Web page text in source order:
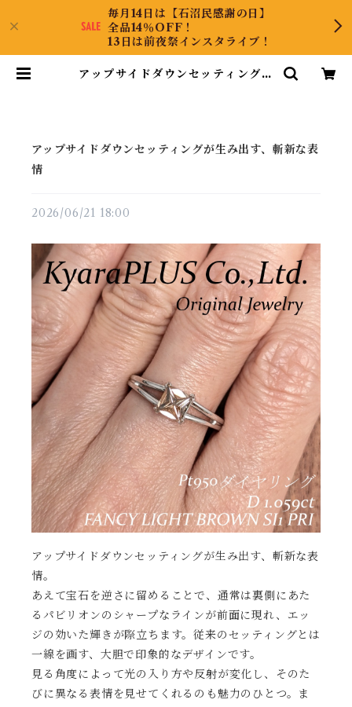
毎月14日は【石沼民感謝の日】
全品14％OFF！
13日は前夜祭インスタライブ！
アップサイドダウンセッティングが
アップサイドダウンセッティングが生み出す、斬新な表
情
2026/06/21 18:00
アップサイドダウンセッティングが生み出す、斬新な表
情。
あえて宝石を逆さに留めることで、通常は裏側にあた
るパビリオンのシャープなラインが前面に現れ、エッ
ジの効いた輝きが際立ちます。従来のセッティングとは
一線を画す、大胆で印象的なデザインです。
見る角度によって光の入り方や反射が変化し、そのた
びに異なる表情を見せてくれるのも魅力のひとつ。ま